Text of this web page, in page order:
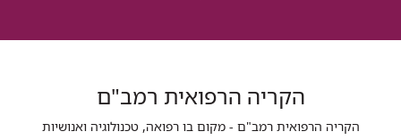
הקריה הרפואית רמב"ם
הקריה הרפואית רמב"ם - מקום בו רפואה, טכנולוגיה ואנושיות